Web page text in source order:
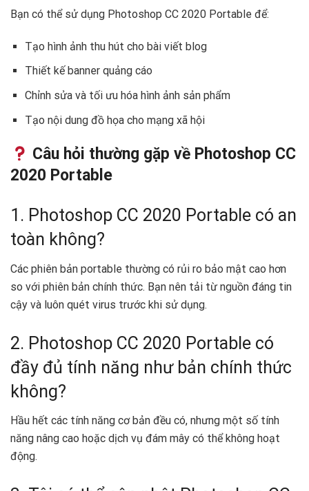
Bạn có thể sử dụng Photoshop CC 2020 Portable để:
Tạo hình ảnh thu hút cho bài viết blog
Thiết kế banner quảng cáo
Chỉnh sửa và tối ưu hóa hình ảnh sản phẩm
Tạo nội dung đồ họa cho mạng xã hội
Câu hỏi thường gặp về Photoshop CC
2020 Portable
1. Photoshop CC 2020 Portable có an
toàn không?
Các phiên bản portable thường có rủi ro bảo mật cao hơn
so với phiên bản chính thức. Bạn nên tải từ nguồn đáng tin
cậy và luôn quét virus trước khi sử dụng.
2. Photoshop CC 2020 Portable có
đầy đủ tính năng như bản chính thức
không?
Hầu hết các tính năng cơ bản đều có, nhưng một số tính
năng nâng cao hoặc dịch vụ đám mây có thể không hoạt
động.